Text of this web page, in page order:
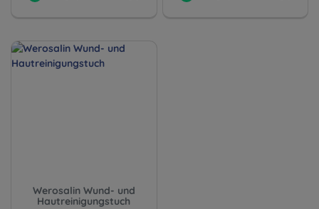
Werosalin Wund- und
Hautreinigungstuch